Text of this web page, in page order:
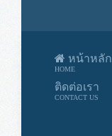
หน้าหลัก
HOME
ติดต่อเรา
CONTACT US